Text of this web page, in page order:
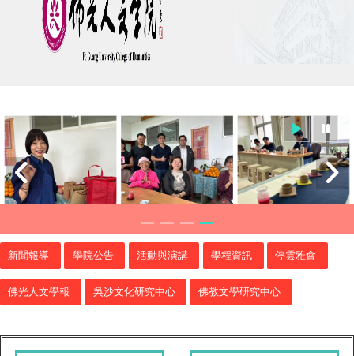
新聞報導 學院公告 活動與演講 學程資訊 停雲雅會
佛光人文學報 吳沙文化研究中心 佛教文學研究中心